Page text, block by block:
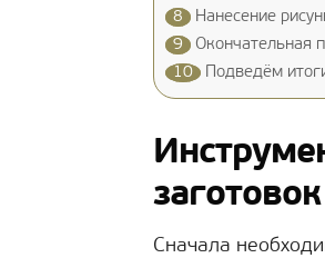
8
Нанесение
9
Окончательная
10
Подведём
Сначала